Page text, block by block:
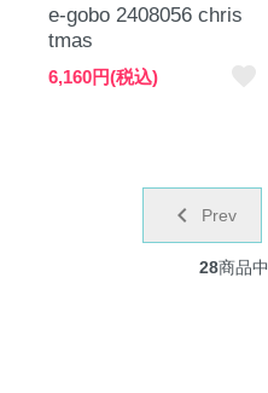
e-gobo 2408056 chris
tmas
6,160円(税込)
chevron_left Prev
28商品中